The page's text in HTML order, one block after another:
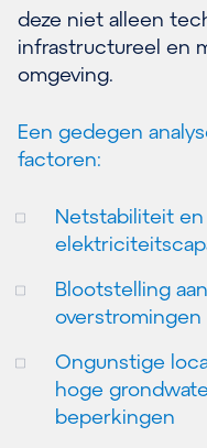
deze niet alleen
infrastructureel en
omgeving.
Een gedegen
factoren:
Netstabiliteit
Blootstelling
Ongunstige
hoge
beperkingen